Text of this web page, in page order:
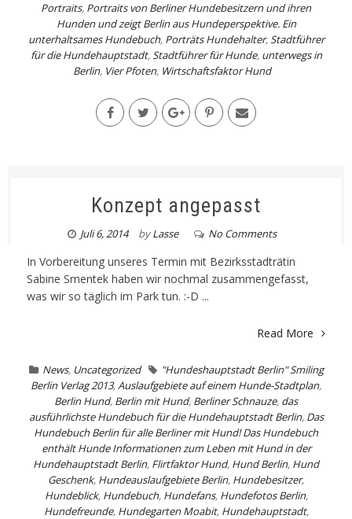
Portraits, Portraits von Berliner Hundebesitzern und ihren
Hunden und zeigt Berlin aus Hundeperspektive. Ein
unterhaltsames Hundebuch, Porträts Hundehalter,Stadtführer
für die Hundehauptstadt,Stadtführer für Hunde, unterwegs in
Berlin, Vier Pfoten, Wirtschaftsfaktor Hund
Konzept angepasst
Juli 6, 2014 byLasse No Comments
In Vorbereitung unseres Termin mit Bezirksstadträtin
Sabine Smentek haben wir nochmal zusammengefasst,
was wir so täglich im Park tun. :-D ...
Read More
News, Uncategorized
"Hundeshauptstadt Berlin" Smiling
Berlin Verlag 2013,Auslaufgebiete auf einem Hunde-Stadtplan,
Berlin Hund, Berlin mit Hund, Berliner Schnauze, das
ausführlichste Hundebuch für die Hundehauptstadt Berlin, Das
Hundebuch Berlin für alle Berliner mit Hund! Das Hundebuch
enthält Hunde Informationen zum Leben mit Hund in der
Hundehauptstadt Berlin, Flirtfaktor Hund, Hund Berlin, Hund
Geschenk, Hundeauslaufgebiete Berlin, Hundebesitzer,
Hundeblick, Hundebuch, Hundefans, Hundefotos Berlin,
Hundefreunde, Hundegarten Moabit, Hundehauptstadt,